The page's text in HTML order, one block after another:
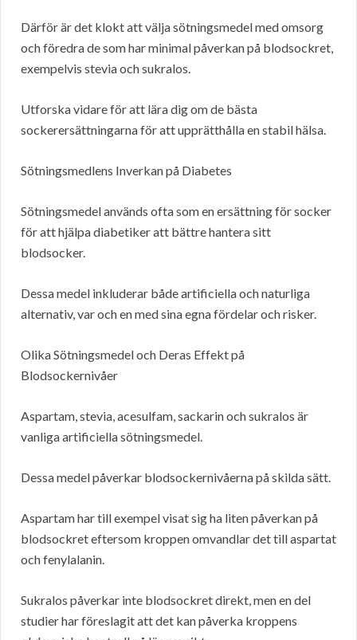
Därför är det klokt att välja sötningsmedel med omsorg
och föredra de som har minimal påverkan på blodsockret,
exempelvis stevia och sukralos.
Utforska vidare för att lära dig om de bästa
sockerersättningarna för att upprätthålla en stabil hälsa.
Sötningsmedlens Inverkan på Diabetes
Sötningsmedel används ofta som en ersättning för socker
för att hjälpa diabetiker att bättre hantera sitt
blodsocker.
Dessa medel inkluderar både artificiella och naturliga
alternativ, var och en med sina egna fördelar och risker.
Olika Sötningsmedel och Deras Effekt på
Blodsockernivåer
Aspartam, stevia, acesulfam, sackarin och sukralos är
vanliga artificiella sötningsmedel.
Dessa medel påverkar blodsockernivåerna på skilda sätt.
Aspartam har till exempel visat sig ha liten påverkan på
blodsockret eftersom kroppen omvandlar det till aspartat
och fenylalanin.
Sukralos påverkar inte blodsockret direkt, men en del
studier har föreslagit att det kan påverka kroppens